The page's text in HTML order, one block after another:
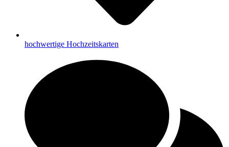
hochwertige Hochzeitskarten